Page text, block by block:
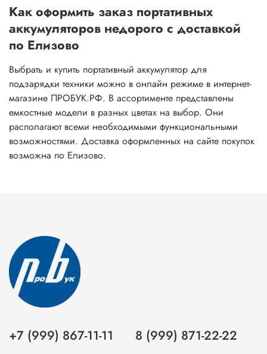
Как оформить заказ портативных
аккумуляторов недорого с доставкой
по Елизово
Выбрать и купить портативный аккумулятор для
подзарядки техники можно в онлайн режиме в интернет-
магазине ПРОБУК.РФ. В ассортименте представлены
емкостные модели в разных цветах на выбор. Они
располагают всеми необходимыми функциональными
возможностями. Доставка оформленных на сайте покупок
возможна по Елизово.
+7 (999) 867-11-11 8 (999) 871-22-22